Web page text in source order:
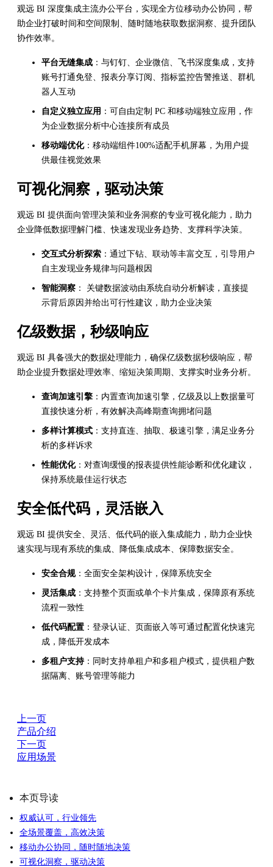
观远 BI 深度集成主流办公平台，实现全方位移动办公协同，帮
助企业打破时间和空间限制、随时随地获取数据洞察、提升团队
协作效率。
平台无缝集成 ：与钉钉、企业微信、飞书深度集成，支持
账号打通免登、报表分享订阅、指标监控告警推送、群机
器人互动
自定义独立应用 ：可自由定制 PC 和移动端独立应用，作
为企业数据分析中心连接所有成员
移动端优化：移动端组件100%适配手机屏幕，为用户提
供最佳视觉效果
可视化洞察，驱动决策
观远 BI 提供面向管理决策和业务洞察的专业可视化能力，助力
企业降低数据理解门槛、快速发现业务趋势、支撑科学决策。
交互式分析探索 ：通过下钻、联动等丰富交互，引导用户
自主发现业务规律与问题根因
智能洞察 ： 关键数据波动由系统自动分析解读，直接提
示背后原因并给出可行性建议，助力企业决策
亿级数据，秒级响应
观远 BI 具备强大的数据处理能力，确保亿级数据秒级响应，帮
助企业提升数据处理效率、缩短决策周期、支撑实时业务分析。
查询加速引擎 ：内置查询加速引擎，亿级及以上数据量可
直接快速分析，有效解决高峰期查询拥堵问题
多样计算模式 ：支持直连、抽取、极速引擎，满足业务分
析的多样诉求
性能优化：对查询缓慢的报表提供性能诊断和优化建议，
保持系统最佳运行状态
安全低代码，灵活嵌入
观远 BI 提供安全、灵活、低代码的嵌入集成能力，助力企业快
速实现与现有系统的集成、降低集成成本、保障数据安全。
安全合规：全面安全架构设计，保障系统安全
灵活集成 ：支持整个页面或单个卡片集成，保障原有系统
流程一致性
低代码配置 ：登录认证、页面嵌入等可通过配置化快速完
成，降低开发成本
多租户支持：同时支持单租户和多租户模式，提供租户数
据隔离、账号管理等能力
上一页
产品介绍
下一页
应用场景
本页导读
权威认可，行业领先
全场景覆盖，高效决策
移动办公协同，随时随地决策
可视化洞察，驱动决策